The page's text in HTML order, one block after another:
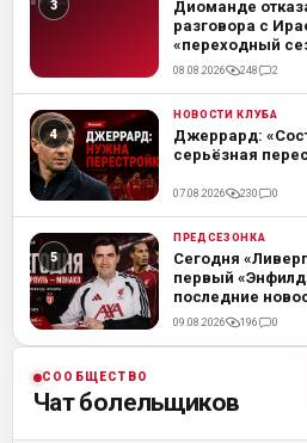
Диоманде
разговора с
«переходный
08.08.2026 248 2
ML НОВОСТИ КЛУБА
Джеррард:
серьёзная
07.08.2026 230 0
ML ПРЕДСЕЗОНКА
Сегодня
первый
последние
09.08.2026 196 0
СООБЩЕСТВО
Чат болельщиков